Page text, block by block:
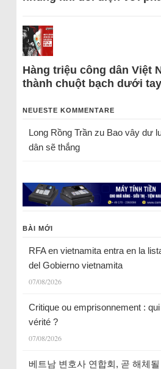
Hàng triệu công dân Việt
thành chuột bạch dưới
NEUESTE KOMMENTARE
Long Rồng Trầnzu Bao vây dư
dân sẽ thắng
BÀI MỚI
RFA en vietnamita entra en la
del Gobierno vietnamita
07/08/2026
Critique ou emprisonnement :
vérité ?
07/08/2026
베트남 변호사 연합회, 곧 해체